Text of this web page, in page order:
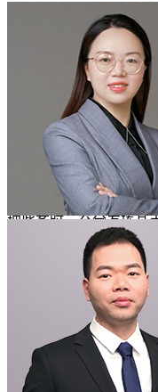
情况。
号无法登录、工作设备
者向关联公司邮寄《返
18日收到《停工待岗
劳动条件、未足额支付
通知书》，随后提
经济补偿金、加班工资
被申请人辩称已
职，且存在 违规行为，
理此案时，充分发挥其
现被申请人待岗理由前
在仲裁过程中，
由，依据《中华人民共
劳动者据理力争。最
偿金的诉求，判决被申
元，驳回了加班工资诉